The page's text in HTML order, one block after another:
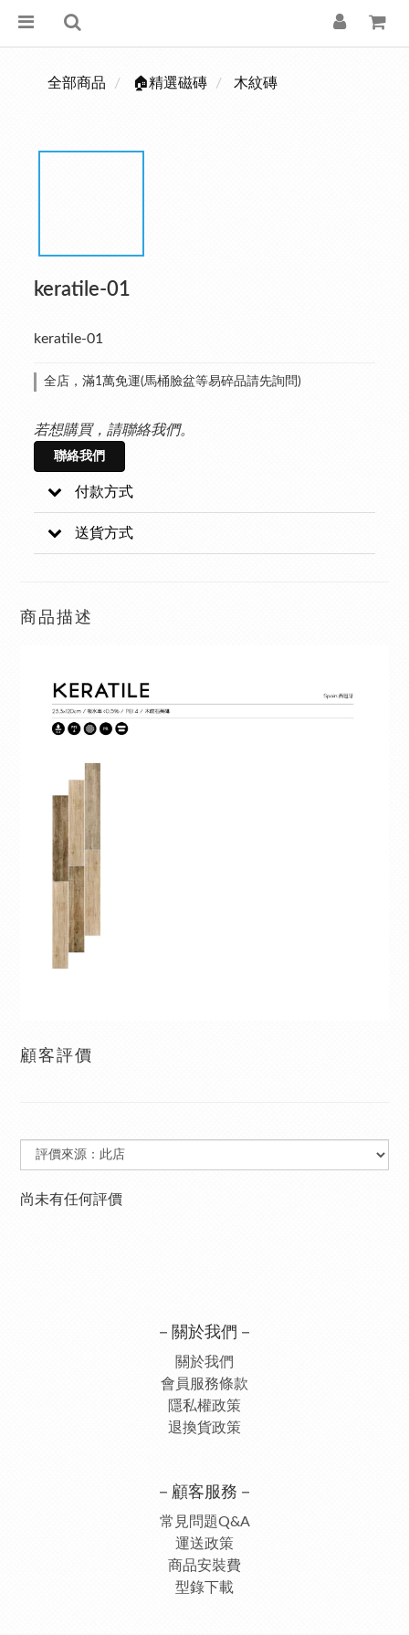
全部商品 🏠精選磁磚 木紋磚
keratile-01
keratile-01
全店，滿1萬免運(馬桶臉盆等易碎品請先詢問)
若想購買，請聯絡我們。
聯絡我們
付款方式
送貨方式
商品描述
顧客評價
尚未有任何評價
－關於我們－
關於我們
會員服務條款
隱私權政策
退換貨政策
－顧客服務－
常見問題Q&A
運送政策
商品安裝費
型錄下載